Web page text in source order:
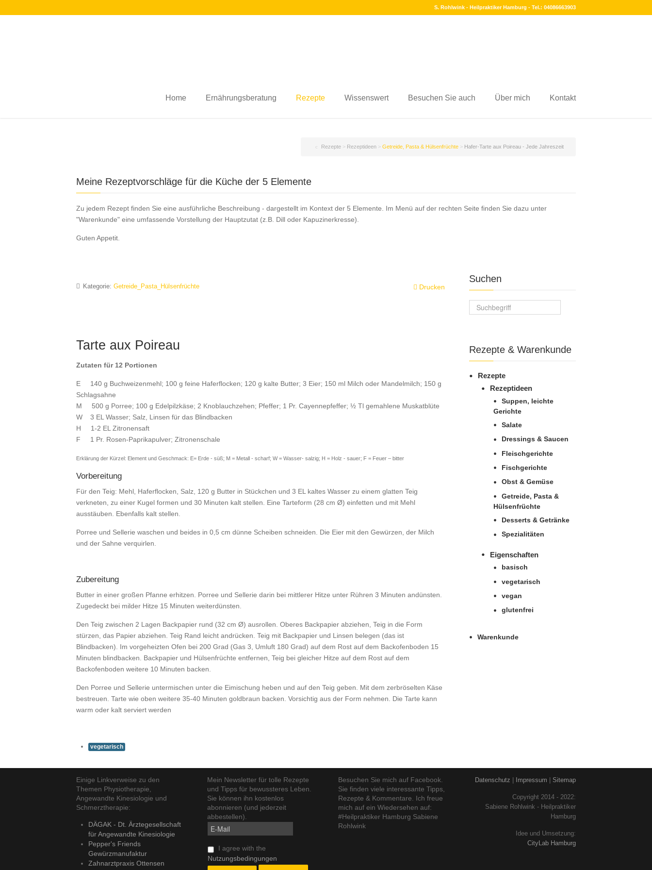
S. Rohlwink - Heilpraktiker Hamburg - Tel.: 04086663903
Home Ernährungsberatung Rezepte Wissenswert Besuchen Sie auch Über mich Kontakt
Rezepte > Rezeptideen > Getreide, Pasta & Hülsenfrüchte > Hafer-Tarte aux Poireau - Jede Jahreszeit
Meine Rezeptvorschläge für die Küche der 5 Elemente
Zu jedem Rezept finden Sie eine ausführliche Beschreibung - dargestellt im Kontext der 5 Elemente. Im Menü auf der rechten Seite finden Sie dazu unter
"Warenkunde" eine umfassende Vorstellung der Hauptzutat (z.B. Dill oder Kapuzinerkresse).
Guten Appetit.
Drucken
Kategorie: Getreide_Pasta_Hülsenfrüchte
Tarte aux Poireau
Zutaten für 12 Portionen
E 140 g Buchweizenmehl; 100 g feine Haferflocken; 120 g kalte Butter; 3 Eier; 150 ml Milch oder Mandelmilch; 150 g
Schlagsahne
M 500 g Porree; 100 g Edelpilzkäse; 2 Knoblauchzehen; Pfeffer; 1 Pr. Cayennepfeffer; ½ Tl gemahlene Muskatblüte
W 3 EL Wasser; Salz, Linsen für das Blindbacken
H 1-2 EL Zitronensaft
F 1 Pr. Rosen-Paprikapulver; Zitronenschale
Erklärung der Kürzel: Element und Geschmack: E= Erde - süß; M = Metall - scharf; W = Wasser- salzig; H = Holz - sauer; F = Feuer – bitter
Vorbereitung
Für den Teig: Mehl, Haferflocken, Salz, 120 g Butter in Stückchen und 3 EL kaltes Wasser zu einem glatten Teig
verkneten, zu einer Kugel formen und 30 Minuten kalt stellen. Eine Tarteform (28 cm Ø) einfetten und mit Mehl
ausstäuben. Ebenfalls kalt stellen.
Porree und Sellerie waschen und beides in 0,5 cm dünne Scheiben schneiden. Die Eier mit den Gewürzen, der Milch
und der Sahne verquirlen.
Zubereitung
Butter in einer großen Pfanne erhitzen. Porree und Sellerie darin bei mittlerer Hitze unter Rühren 3 Minuten andünsten.
Zugedeckt bei milder Hitze 15 Minuten weiterdünsten.
Den Teig zwischen 2 Lagen Backpapier rund (32 cm Ø) ausrollen. Oberes Backpapier abziehen, Teig in die Form
stürzen, das Papier abziehen. Teig Rand leicht andrücken. Teig mit Backpapier und Linsen belegen (das ist
Blindbacken). Im vorgeheizten Ofen bei 200 Grad (Gas 3, Umluft 180 Grad) auf dem Rost auf dem Backofenboden 15
Minuten blindbacken. Backpapier und Hülsenfrüchte entfernen, Teig bei gleicher Hitze auf dem Rost auf dem
Backofenboden weitere 10 Minuten backen.
Den Porree und Sellerie untermischen unter die Eimischung heben und auf den Teig geben. Mit dem zerbröselten Käse
bestreuen. Tarte wie oben weitere 35-40 Minuten goldbraun backen. Vorsichtig aus der Form nehmen. Die Tarte kann
warm oder kalt serviert werden
vegetarisch
Suchen
Suchfeld
Rezepte & Warenkunde
Rezepte
Rezeptideen
Suppen, leichte
Gerichte
Salate
Dressings & Saucen
Fleischgerichte
Fischgerichte
Obst & Gemüse
Getreide, Pasta &
Hülsenfrüchte
Desserts & Getränke
Spezialitäten
Eigenschaften
basisch
vegetarisch
vegan
glutenfrei
Warenkunde
Einige Linkverweise zu den
Themen Physiotherapie,
Angewandte Kinesiologie und
Schmerztherapie:
DÄGAK - Dt. Ärztegesellschaft
für Angewandte Kinesiologie
Pepper's Friends
Gewürzmanufaktur
Zahnarztpraxis Ottensen
Mein Newsletter für tolle Rezepte
und Tipps für bewussteres Leben.
Sie können ihn kostenlos
abonnieren (und jederzeit
abbestellen).
I agree with the
Nutzungsbedingungen
Besuchen Sie mich auf Facebook.
Sie finden viele interessante Tipps,
Rezepte & Kommentare. Ich freue
mich auf ein Wiedersehen auf:
#Heilpraktiker Hamburg Sabiene
Rohlwink
Datenschutz Impressum Sitemap
Copyright 2014 - 2022:
Sabiene Rohlwink - Heilpraktiker
Hamburg
Idee und Umsetzung:
CityLab Hamburg